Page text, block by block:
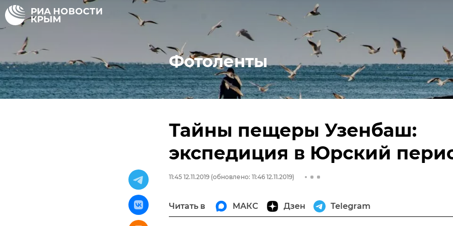
Фотоленты
Тайны пещеры Узенбаш:
экспедиция в Юрский
11:45 12.11.2019 (обновлено: 11:46 12.11.2019)
Читать в МАКС Дзен Telegram